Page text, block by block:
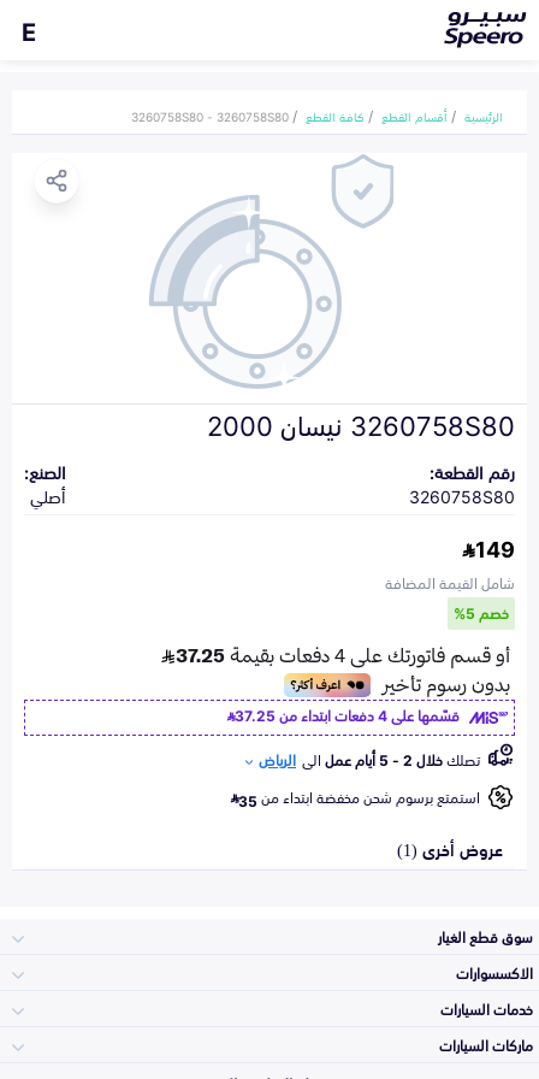
E
الرئيسية أقسام القطع كافة القطع 3260758S80 - 3260758S80
3260758S80 نيسان 2000
رقم القطعة:
3260758S80
الصنع:
أصلي
149
شامل القيمة المضافة
خصم 5%
قسّمها على 4 دفعات ابتداء من
37.25
تصلكخلال 2 - 5 أيام عمل الى الرياض
استمتع برسوم شحن مخفضة ابتداء من35
عروض أخرى (1)
سوق قطع الغيار
الاكسسوارات
خدمات السيارات
ماركات السيارات